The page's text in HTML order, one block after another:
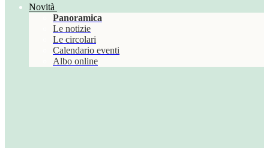
Novità
Panoramica
Le notizie
Le circolari
Calendario eventi
Albo online